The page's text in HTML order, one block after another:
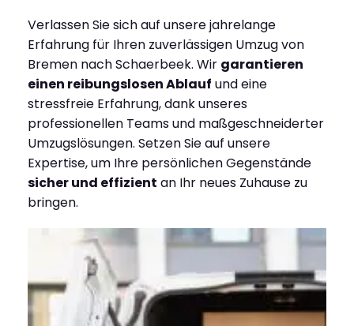
Verlassen Sie sich auf unsere jahrelange
Erfahrung für Ihren zuverlässigen Umzug von
Bremen nach Schaerbeek. Wir garantieren
einen reibungslosen Ablauf und eine
stressfreie Erfahrung, dank unseres
professionellen Teams und maßgeschneiderter
Umzugslösungen. Setzen Sie auf unsere
Expertise, um Ihre persönlichen Gegenstände
sicher und effizient an Ihr neues Zuhause zu
bringen.